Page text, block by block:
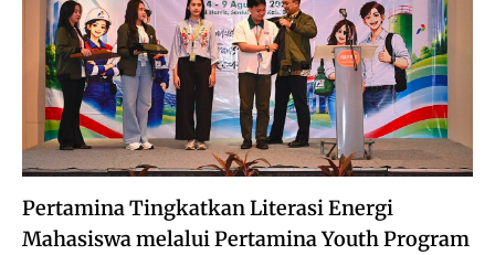
Pertamina Tingkatkan Literasi Energi
Mahasiswa melalui Pertamina Youth Program